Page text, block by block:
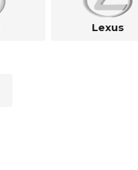
Lexus